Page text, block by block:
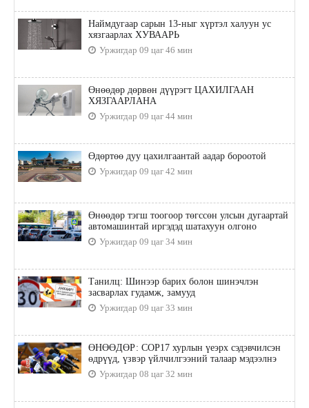
Наймдугаар сарын 13-ныг хүртэл халуун ус
хязгаарлах ХУВААРЬ
Уржигдар 09 цаг 46 мин
Өнөөдөр дөрвөн дүүрэгт ЦАХИЛГААН
ХЯЗГААРЛАНА
Уржигдар 09 цаг 44 мин
Өдөртөө дуу цахилгаантай аадар бороотой
Уржигдар 09 цаг 42 мин
Өнөөдөр тэгш тоогоор төгссөн улсын дугаартай
автомашинтай иргэдэд шатахуун олгоно
Уржигдар 09 цаг 34 мин
Танилц: Шинээр барих болон шинэчлэн
засварлах гудамж, замууд
Уржигдар 09 цаг 33 мин
ӨНӨӨДӨР: COP17 хурлын үеэрх сэдэвчилсэн
өдрүүд, үзвэр үйлчилгээний талаар мэдээлнэ
Уржигдар 08 цаг 32 мин